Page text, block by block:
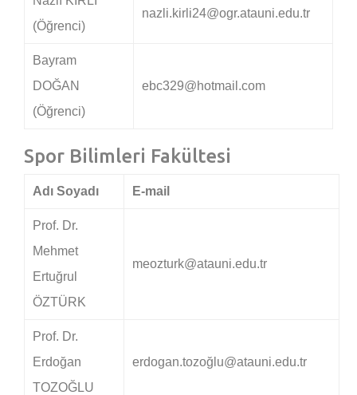
(Öğrenci)
nazli.kirli24@ogr.atauni.edu.tr
Bayram
DOĞAN
(Öğrenci)
ebc329@hotmail.com
Spor Bilimleri Fakültesi
Adı Soyadı E-mail
Prof. Dr.
Mehmet
Ertuğrul
ÖZTÜRK
meozturk@atauni.edu.tr
Prof. Dr.
Erdoğan
TOZOĞLU
erdogan.tozoğlu@atauni.edu.tr